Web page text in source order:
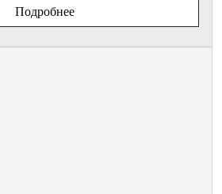
Подробнее